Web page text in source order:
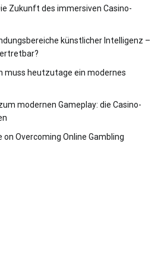
Zukunft des immersiven Casino-
künstlicher Intelligenz –
muss heutzutage ein modernes
modernen Gameplay: die Casino-
on Overcoming Online Gambling